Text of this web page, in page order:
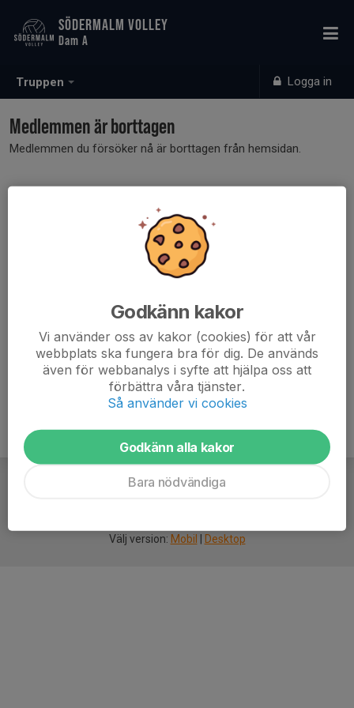
Truppen Logga in
SÖDERMALM VOLLEY
Dam A
Medlemmen är borttagen
Medlemmen du försöker nå är borttagen från hemsidan.
Välj version: Mobil Desktop
Godkänn kakor
Vi använder oss av kakor (cookies) för att vår
webbplats ska fungera bra för dig. De används
även för webbanalys i syfte att hjälpa oss att
förbättra våra tjänster.
Så använder vi cookies
Godkänn alla kakor
Bara nödvändiga